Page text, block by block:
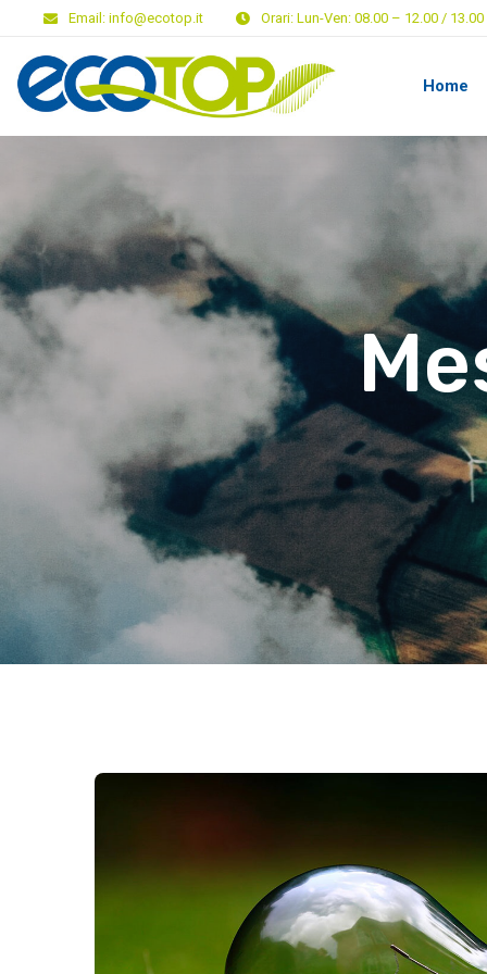
Email: info@ecotop.it Orari: Lun-Ven: 08.00 – 12.00 / 13.00
Home